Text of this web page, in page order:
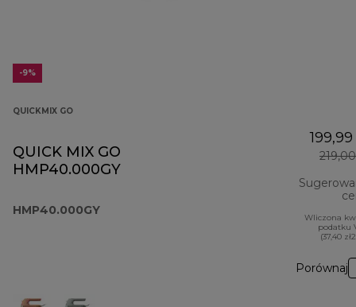
-9%
QUICKMIX GO
QUICK MIX GO
HMP40.000GY
HMP40.000GY
199,99
Wliczona
podatku
(37,40
Porównaj